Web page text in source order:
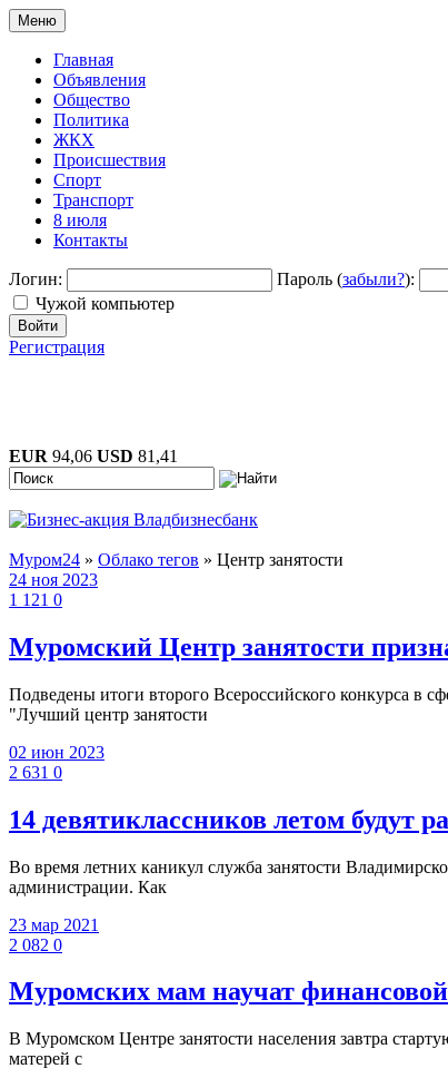
Меню
Главная
Объявления
Общество
Политика
ЖКХ
Происшествия
Спорт
Транспорт
8 июля
Контакты
Логин: Пароль (забыли?):
Чужой компьютер
Войти
Регистрация
EUR 94,06 USD 81,41
Муром24 » Облако тегов » Центр занятости
24 ноя 2023
1 121 0
Муромский Центр занятости
Подведены итоги второго Всероссийского конкурса в
"Лучший центр занятости
02 июн 2023
2 631 0
14 девятиклассников летом будут
Во время летних каникул служба занятости
администрации. Как
23 мар 2021
2 082 0
Муромских мам научат
В Муромском Центре занятости населения завтра
матерей с